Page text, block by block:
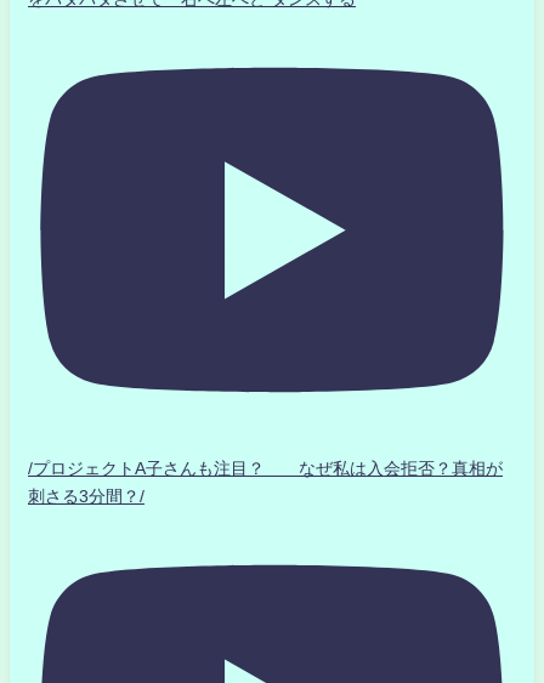
/プロジェクトA子さんも注目？ なぜ私は入会拒否？真相が
刺さる3分間？/